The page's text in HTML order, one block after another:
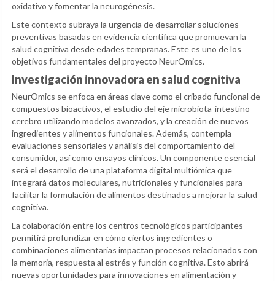
oxidativo y fomentar la neurogénesis.
Este contexto subraya la urgencia de desarrollar soluciones
preventivas basadas en evidencia científica que promuevan la
salud cognitiva desde edades tempranas. Este es uno de los
objetivos fundamentales del proyecto NeurOmics.
Investigación innovadora en salud cognitiva
NeurOmics se enfoca en áreas clave como el cribado funcional de
compuestos bioactivos, el estudio del eje microbiota-intestino-
cerebro utilizando modelos avanzados, y la creación de nuevos
ingredientes y alimentos funcionales. Además, contempla
evaluaciones sensoriales y análisis del comportamiento del
consumidor, así como ensayos clínicos. Un componente esencial
será el desarrollo de una plataforma digital multiómica que
integrará datos moleculares, nutricionales y funcionales para
facilitar la formulación de alimentos destinados a mejorar la salud
cognitiva.
La colaboración entre los centros tecnológicos participantes
permitirá profundizar en cómo ciertos ingredientes o
combinaciones alimentarias impactan procesos relacionados con
la memoria, respuesta al estrés y función cognitiva. Esto abrirá
nuevas oportunidades para innovaciones en alimentación y